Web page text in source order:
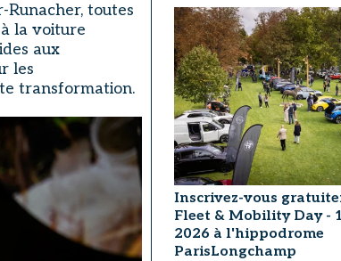
Runacher, toutes
la voiture
aux
les
transformation.
Inscrivez-vous
Fleet & Mobility Day -
2026 à l'hippodrome
ParisLongchamp